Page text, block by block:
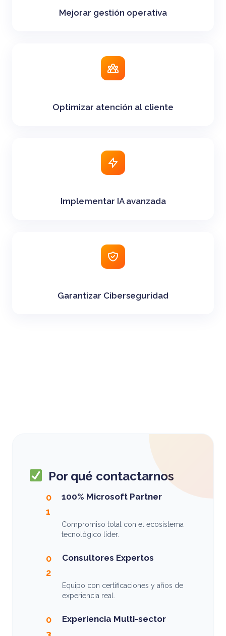
Mejorar gestión operativa
Optimizar atención al cliente
Implementar IA avanzada
Garantizar Ciberseguridad
Por qué contactarnos
0
1
100% Microsoft Partner
Compromiso total con el ecosistema
tecnológico líder.
0
2
Consultores Expertos
Equipo con certificaciones y años de
experiencia real.
0
3
Experiencia Multi-sector